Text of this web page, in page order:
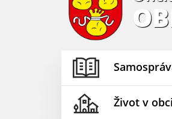
Život v obci